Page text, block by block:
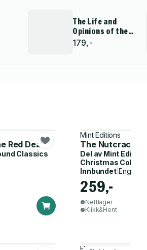
The Life and
Opinions of the
Tomcat Murr
179,-
Red Death
Classics
Mint Editions
The Nutcracker
Del av Mint
Christmas
Innbundet|Engelsk
259,-
Nettlager
Klikk&Hent